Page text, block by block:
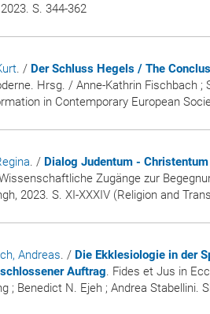
S. 344-362
. / Der Schluss Hegels / The
Hrsg. / Anne-Kathrin Fischbach ;
in Contemporary European
. / Dialog Judentum -
Zugänge zur
2023. S. XI-XXXIV (Religion and
Andreas. / Die Ekklesiologie in der
Auftrag. Fides et Jus in
; Benedict N. Ejeh ; Andrea Stabellini.